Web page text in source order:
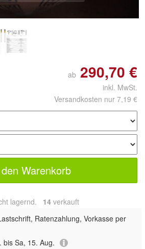
ab 290,70 €
inkl. MwSt.
Versandkosten nur 7,19 €
Warenkorb
lagernd. 14 verkauft
Ratenzahlung, Vorkasse per
bis Sa, 15. Aug.